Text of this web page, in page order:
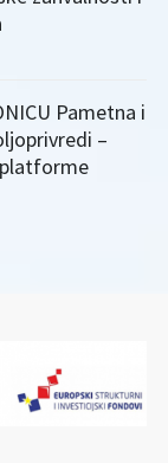
Pametna i
–
platforme